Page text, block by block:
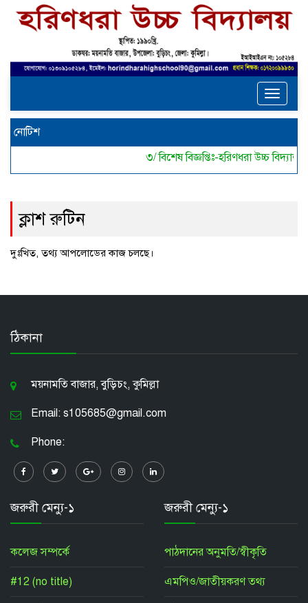
Toggle
নোটিশ
৩/ বিশেষ বিজ্ঞপ্তিঃ-হরিণধরা উচ্চ
ক্লাশ রুটিন
দুঃখিত, তথ্য আপলোডের কাজ চলছে।
ঠিকানা
ময়নামতি বাজার, বুড়িচং, কুমিল্লা
Email: s105685@gmail.com
Phone:
জরুরী মেন্যু-১
কলেজ সম্পর্কে
#12 (no title)
জরুরী মেন্যু-১
পাঠদানের অনুমতি/স্বীকৃতি
এমপিও/জাতীয়করণ তথ্য